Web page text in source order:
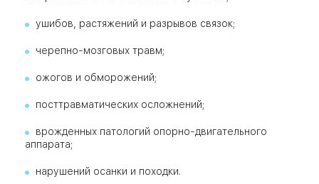
ушибов, растяжений и разрывов связок;
черепно-мозговых травм;
ожогов и обморожений;
посттравматических осложнений;
врожденных патологий опорно-двигательного
аппарата;
нарушений осанки и походки.